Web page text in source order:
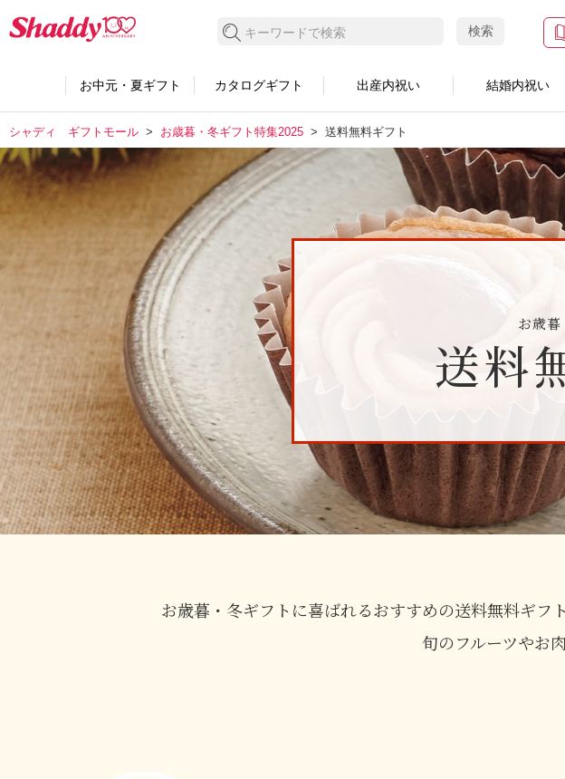
検索する 検索
お中元・夏ギフト カタログギフト 出産内祝い 結婚内祝い
シャディ ギフトモール お歳暮・冬ギフト特集2025 送料無料ギフト
お歳
送料
お歳暮・冬ギフトに喜ばれるおすすめの送料無料ギフ
旬のフルーツやお